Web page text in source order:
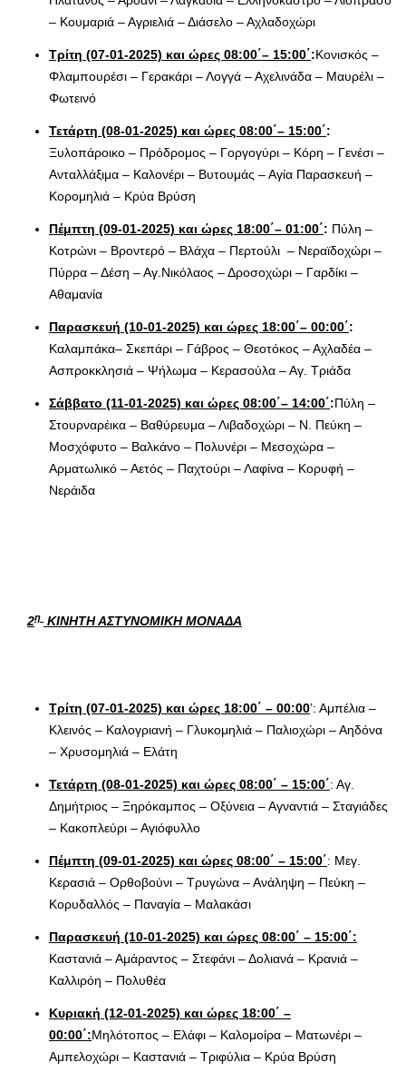
– Κουμαριά – Αγριελιά – Διάσελο – Αχλαδοχώρι
Τρίτη (07-01-2025) και ώρες 08:00΄– 15:00΄:Κονισκός –
Φλαμπουρέσι – Γερακάρι – Λογγά – Αχελινάδα – Μαυρέλι –
Φωτεινό
Τετάρτη (08-01-2025) και ώρες 08:00΄– 15:00΄:
Ξυλοπάροικο – Πρόδρομος – Γοργογύρι – Κόρη – Γενέσι –
Ανταλλάξιμα – Καλονέρι – Βυτουμάς – Αγία Παρασκευή –
Κορομηλιά – Κρύα Βρύση
Πέμπτη (09-01-2025) και ώρες 18:00΄– 01:00΄: Πύλη –
Κοτρώνι – Βροντερό – Βλάχα – Περτούλι – Νεραϊδοχώρι –
Πύρρα – Δέση – Αγ.Νικόλαος – Δροσοχώρι – Γαρδίκι –
Αθαμανία
Παρασκευή (10-01-2025) και ώρες 18:00΄– 00:00΄:
Καλαμπάκα– Σκεπάρι – Γάβρος – Θεοτόκος – Αχλαδέα –
Ασπροκκλησιά – Ψήλωμα – Κερασούλα – Αγ. Τριάδα
Σάββατο (11-01-2025) και ώρες 08:00΄– 14:00΄:Πύλη –
Στουρναρέικα – Βαθύρευμα – Λιβαδοχώρι – Ν. Πεύκη –
Μοσχόφυτο – Βαλκάνο – Πολυνέρι – Μεσοχώρα –
Αρματωλικό – Αετός – Παχτούρι – Λαφίνα – Κορυφή –
Νεράιδα
2η ΚΙΝΗΤΗ ΑΣΤΥΝΟΜΙΚΗ ΜΟΝΑΔΑ
Τρίτη (07-01-2025) και ώρες 18:00΄ – 00:00’: Αμπέλια –
Κλεινός – Καλογριανή – Γλυκομηλιά – Παλιοχώρι – Αηδόνα
– Χρυσομηλιά – Ελάτη
Τετάρτη (08-01-2025) και ώρες 08:00΄ – 15:00΄: Αγ.
Δημήτριος – Ξηρόκαμπος – Οξύνεια – Αγναντιά – Σταγιάδες
– Κακοπλεύρι – Αγιόφυλλο
Πέμπτη (09-01-2025) και ώρες 08:00΄ – 15:00΄: Μεγ.
Κερασιά – Ορθοβούνι – Τρυγώνα – Ανάληψη – Πεύκη –
Κορυδαλλός – Παναγία – Μαλακάσι
Παρασκευή (10-01-2025) και ώρες 08:00΄ – 15:00΄:
Καστανιά – Αμάραντος – Στεφάνι – Δολιανά – Κρανιά –
Καλλιρόη – Πολυθέα
Κυριακή (12-01-2025) και ώρες 18:00΄ –
00:00΄:Μηλότοπος – Ελάφι – Καλομοίρα – Ματωνέρι –
Αμπελοχώρι – Καστανιά – Τριφύλια – Κρύα Βρύση